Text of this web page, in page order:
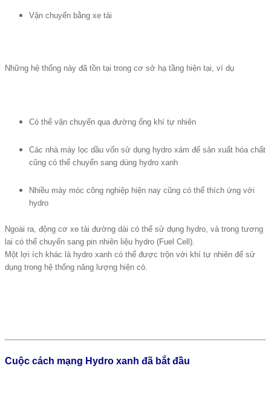
Vận chuyển bằng xe tải
Những hệ thống này đã tồn tại trong cơ sở hạ tầng hiện tại, ví dụ
Có thể vận chuyển qua đường ống khí tự nhiên
Các nhà máy lọc dầu vốn sử dụng hydro xám để sản xuất hóa chất
cũng có thể chuyển sang dùng hydro xanh
Nhiều máy móc công nghiệp hiện nay cũng có thể thích ứng với
hydro
Ngoài ra, động cơ xe tải đường dài có thể sử dụng hydro, và trong tương
lai có thể chuyển sang pin nhiên liệu hydro (Fuel Cell).
Một lợi ích khác là hydro xanh có thể được trộn với khí tự nhiên để sử
dụng trong hệ thống năng lượng hiện có.
Cuộc cách mạng Hydro xanh đã bắt đầu